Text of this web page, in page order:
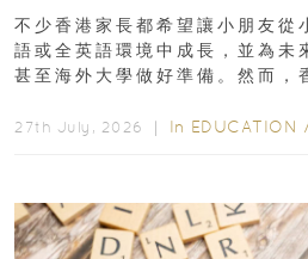
不少香港家長都希望讓小朋友從
語或全英語環境中成長，並為未
甚至海外大學做好準備。然而，
27th July, 2026 ｜ In EDUCATION